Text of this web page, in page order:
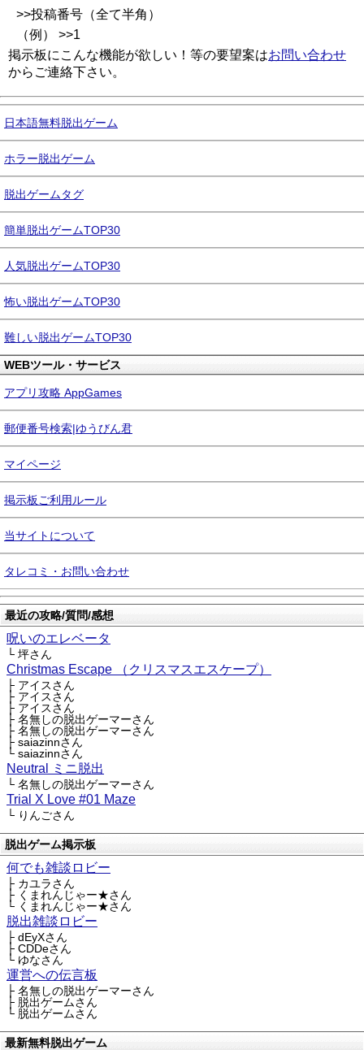
>>投稿番号（全て半角）
（例） >>1
掲示板にこんな機能が欲しい！等の要望案はお問い合わせ
からご連絡下さい。
日本語無料脱出ゲーム
ホラー脱出ゲーム
脱出ゲームタグ
簡単脱出ゲームTOP30
人気脱出ゲームTOP30
怖い脱出ゲームTOP30
難しい脱出ゲームTOP30
WEBツール・サービス
アプリ攻略 AppGames
郵便番号検索|ゆうびん君
マイページ
掲示板ご利用ルール
当サイトについて
タレコミ・お問い合わせ
最近の攻略/質問/感想
呪いのエレベータ
└ 坪さん
Christmas Escape （クリスマスエスケープ）
├ アイスさん
├ アイスさん
├ アイスさん
├ 名無しの脱出ゲーマーさん
├ 名無しの脱出ゲーマーさん
├ saiazinnさん
└ saiazinnさん
Neutral ミニ脱出
└ 名無しの脱出ゲーマーさん
Trial X Love #01 Maze
└ りんごさん
脱出ゲーム掲示板
何でも雑談ロビー
├ カユラさん
├ くまれんじゃー★さん
└ くまれんじゃー★さん
脱出雑談ロビー
├ dEyXさん
├ CDDeさん
└ ゆなさん
運営への伝言板
├ 名無しの脱出ゲーマーさん
├ 脱出ゲームさん
└ 脱出ゲームさん
最新無料脱出ゲーム